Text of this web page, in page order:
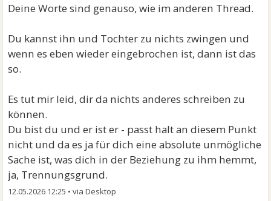
Deine Worte sind genauso, wie im anderen Thread.
Du kannst ihn und Tochter zu nichts zwingen und
wenn es eben wieder eingebrochen ist, dann ist das
so.
Es tut mir leid, dir da nichts anderes schreiben zu
können.
Du bist du und er ist er - passt halt an diesem Punkt
nicht und da es ja für dich eine absolute unmögliche
Sache ist, was dich in der Beziehung zu ihm hemmt,
ja, Trennungsgrund.
12.05.2026 12:25 •